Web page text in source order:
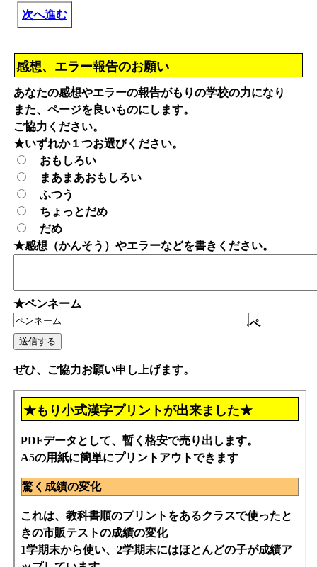
次へ進む
感想、エラー報告のお願い
あなたの感想やエラーの報告がもりの学校の力になり
また、ページを良いものにします。
ご協力ください。
★いずれか１つお選びください。
おもしろい
まあまあおもしろい
ふつう
ちょっとだめ
だめ
★感想（かんそう）やエラーなどを書きください。
★ペンネーム
ペ
ぜひ、ご協力お願い申し上げます。